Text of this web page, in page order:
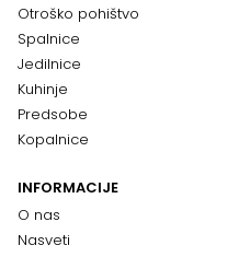
Otroško pohištvo
Spalnice
Jedilnice
Kuhinje
Predsobe
Kopalnice
INFORMACIJE
O nas
Nasveti